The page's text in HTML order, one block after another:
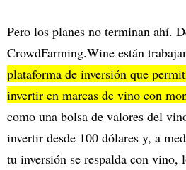
Pero los planes no terminan ahí.
CrowdFarming.Wine están
plataforma de inversión que
invertir en marcas de vino con
como una bolsa de valores del
invertir desde 100 dólares y, a
tu inversión se respalda con vino,